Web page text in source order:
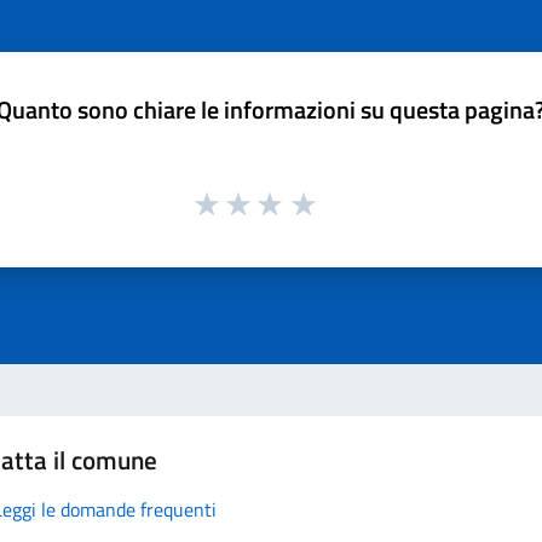
sono chiare le informazioni su questa
il comune
le domande frequenti